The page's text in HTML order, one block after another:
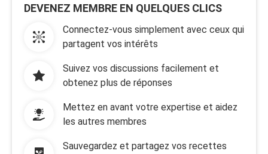
DEVENEZ MEMBRE EN QUELQUES CLICS
Connectez-vous simplement avec ceux qui
partagent vos intérêts
Suivez vos discussions facilement et
obtenez plus de réponses
Mettez en avant votre expertise et aidez
les autres membres
Sauvegardez et partagez vos recettes